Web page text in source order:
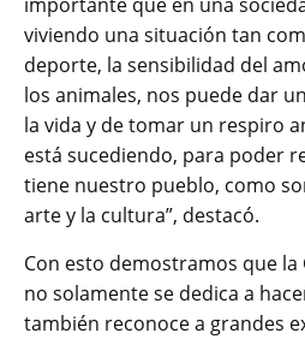
viviendo una situación tan
deporte, la sensibilidad del
los animales, nos puede dar
la vida y de tomar un respiro
está sucediendo, para poder
tiene nuestro pueblo, como
arte y la cultura”, destacó.
Con esto demostramos que la
no solamente se dedica a
también reconoce a grandes